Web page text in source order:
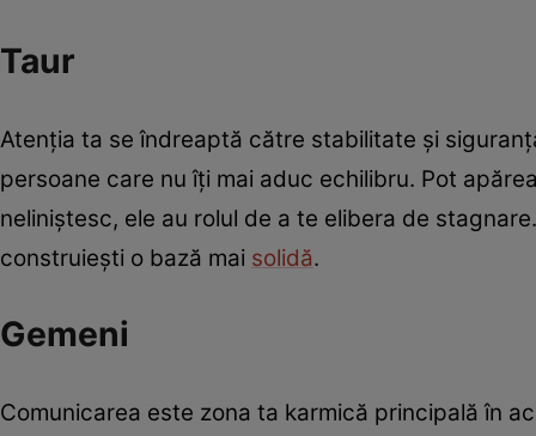
Taur
Atenția ta se îndreaptă către stabilitate și
persoane care nu îți mai aduc echilibru. Pot
neliniștesc, ele au rolul de a te elibera de
construiești o bază mai solidă.
Gemeni
Comunicarea este zona ta karmică principală în